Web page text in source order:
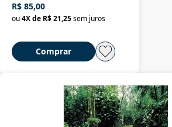
R$ 85,00
ou4X de R$ 21,25sem juros
Comprar